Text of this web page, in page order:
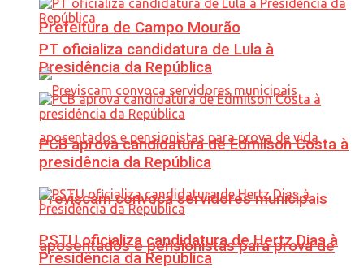
Prefeitura de Campo Mourão
Previscam convoca servidores municipais
aposentados e pensionistas para prova de
PT oficializa candidatura de Lula à
Presidência da República
PCB aprova candidatura de Edmilson Costa à
presidência da República
PSTU oficializa candidatura de Hertz Dias à
Presidência da República